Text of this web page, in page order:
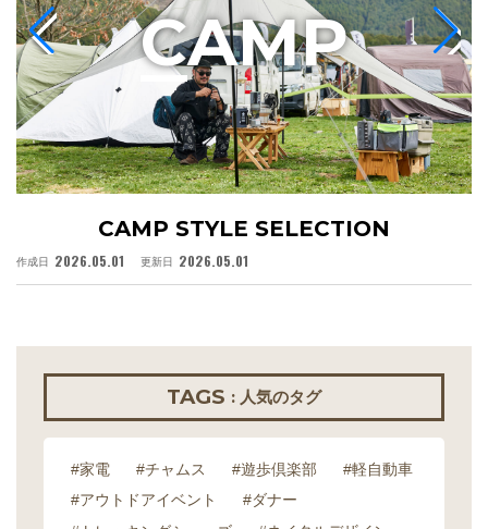
CAMP STYLE SELECTION
作成日 2026.05.01 更新日 2026.05.01
CAMP
TAGS : 人気のタグ
#家電 #チャムス #遊歩倶楽部
#軽自動車
#アウトドアイベント
#ダナー